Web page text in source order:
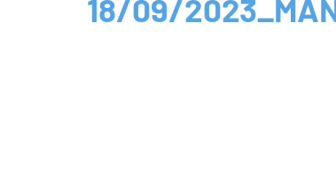
18/09/